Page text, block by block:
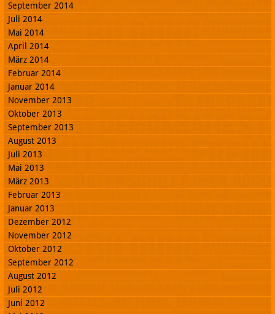
September 2014
Juli 2014
Mai 2014
April 2014
März 2014
Februar 2014
Januar 2014
November 2013
Oktober 2013
September 2013
August 2013
Juli 2013
Mai 2013
März 2013
Februar 2013
Januar 2013
Dezember 2012
November 2012
Oktober 2012
September 2012
August 2012
Juli 2012
Juni 2012